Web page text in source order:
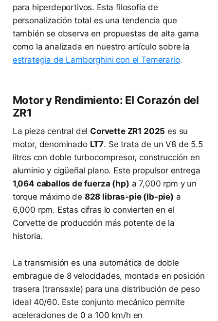
para hiperdeportivos. Esta filosofía de
personalización total es una tendencia que
también se observa en propuestas de alta gama
como la analizada en nuestro artículo sobre la
estrategia de Lamborghini con el Temerario.
Motor y Rendimiento: El Corazón del
ZR1
La pieza central del Corvette ZR1 2025 es su
motor, denominado LT7. Se trata de un V8 de 5.5
litros con doble turbocompresor, construcción en
aluminio y cigüeñal plano. Este propulsor entrega
1,064 caballos de fuerza (hp) a 7,000 rpm y un
torque máximo de 828 libras-pie (lb-pie) a
6,000 rpm. Estas cifras lo convierten en el
Corvette de producción más potente de la
historia.
La transmisión es una automática de doble
embrague de 8 velocidades, montada en posición
trasera (transaxle) para una distribución de peso
ideal 40/60. Este conjunto mecánico permite
aceleraciones de 0 a 100 km/h en